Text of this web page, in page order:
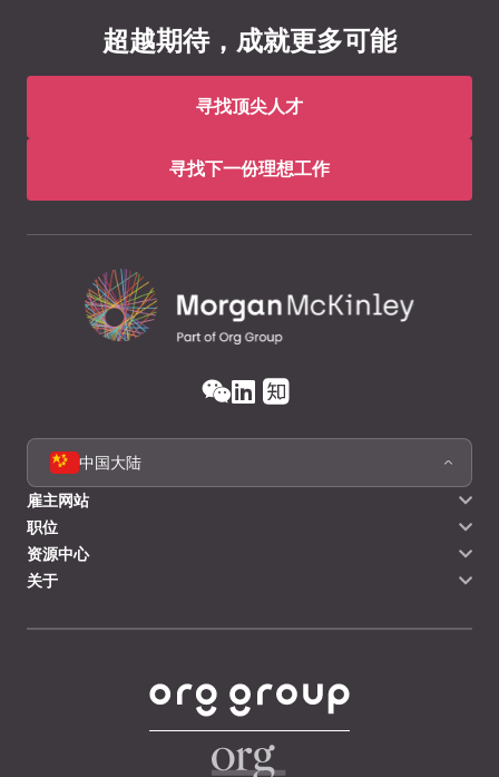
超越期待，成就更多可能
寻找顶尖人才
寻找下一份理想工作
中国大陆
雇主网站
职位
资源中心
关于